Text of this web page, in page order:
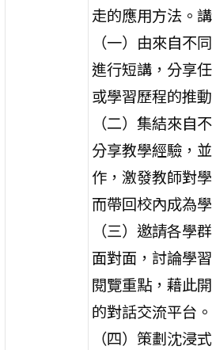
走的應用方法。
（一）由來自不
進行短講，分享
或學習歷程的推
（二）集結來自
分享教學經驗，
作，激發教師對
而帶回校內成為
（三）邀請各學
面對面，討論學
閱覽重點，藉此
的對話交流平台。
（四）策劃沈浸